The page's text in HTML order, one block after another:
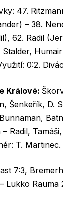
47.
– 38.
62. Radil
0:2.
Králové:
Šenkeřík, D.
Radil,
T. Martinec.
7:3,
Lukko Rauma